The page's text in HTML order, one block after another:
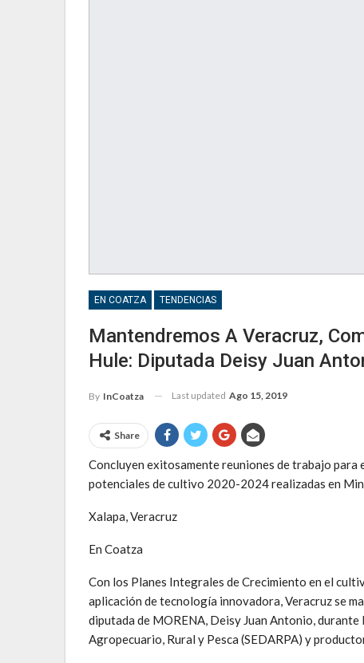
EN COATZA TENDENCIAS
Mantendremos A Veracruz,
Hule: Diputada Deisy Juan
By InCoatza Last updated Ago 15, 2019
Share
Concluyen exitosamente reuniones de trabajo
potenciales de cultivo 2020-2024 realizadas en
Xalapa, Veracruz
En Coatza
Con los Planes Integrales de Crecimiento en el
aplicación de tecnología innovadora, Veracruz se
diputada de MORENA, Deisy Juan Antonio,
Agropecuario, Rural y Pesca (SEDARPA) y